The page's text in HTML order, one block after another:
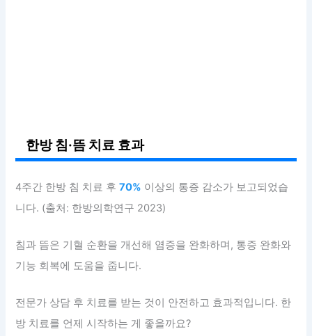
한방 침·뜸 치료 효과
4주간 한방 침 치료 후70% 이상의 통증 감소가 보고되었습
니다. (출처: 한방의학연구 2023)
침과 뜸은 기혈 순환을 개선해 염증을 완화하며, 통증 완화와
기능 회복에 도움을 줍니다.
전문가 상담 후 치료를 받는 것이 안전하고 효과적입니다. 한
방 치료를 언제 시작하는 게 좋을까요?